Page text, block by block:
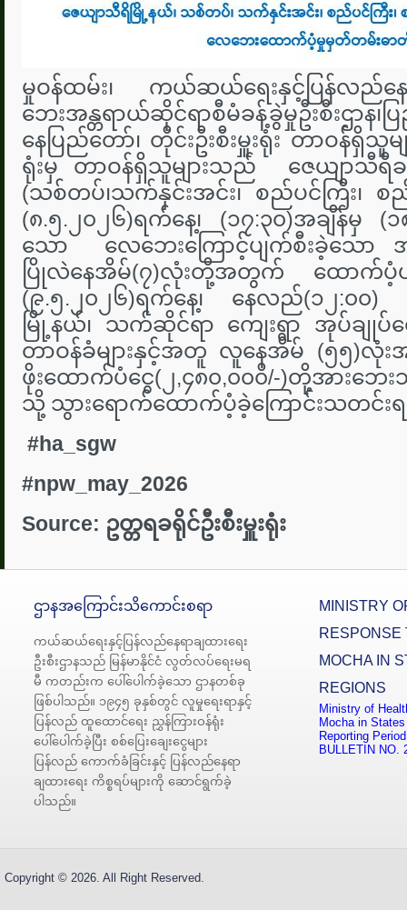
မှုဝန်ထမ်း၊ ကယ်ဆယ်ရေးနှင့်ပြန်လည်နေရာ
ဘေးအန္တရာယ်ဆိုင်ရာစီမံခန့်ခွဲမှုဦးစီးဌာန၊ပ
နေပြည်တော်၊ တိုင်းဦးစီးမှူးရုံး တာဝန်ရှိသူမ
ရုံးမှ တာဝန်ရှိသူများသည် ဇေယျာသီရိခ
(သစ်တပ်၊သက်နှင်းအင်း၊ စည်ပင်ကြီး၊ စ
(၈.၅.၂၀၂၆)ရက်နေ့၊ (၁၇:၃၀)အချိန်မှ (၁
သော လေဘေးကြောင့်ပျက်စီးခဲ့သော
ပြိုလဲနေအိမ်(၇)လုံးတို့အတွက် ထောက်ပံ့ပစ္စ
(၉.၅.၂၀၂၆)ရက်နေ့၊ နေလည်(၁၂:၀၀
မြို့နယ်၊ သက်ဆိုင်ရာ ကျေးရွာ အုပ်ချုပ်‌ရေ
တာဝန်ခံများနှင့်အတူ လူနေအိမ် (၅၅)လုံ
ဖိုးထောက်ပံငွေ(၂,၄၈၀,၀၀၀ိ/-)တို့အားဘ
သို့ သွားရောက်ထောက်ပံ့ခဲ့ကြောင်းသတင်း
#ha_sgw
#npw_may_2026
Source: ဥတ္တရခရိုင်ဦးစီးမှူးရုံး
ဌာနအကြောင်းသိကောင်းစရာ
ကယ်ဆယ်ရေးနှင့်ပြန်လည်နေရာချထားရေး
ဦးစီးဌာနသည် မြန်မာနိုင်ငံ လွတ်လပ်ရေးမရ
မီ ကတည်းက ပေါ်ပေါက်ခဲ့သော ဌာနတစ်ခု
ဖြစ်ပါသည်။ ၁၉၄၅ ခုနှစ်တွင် လူမှုရေးရာနှင့်
ပြန်လည် ထူထောင်ရေး ညွှန်ကြားဝန်ရုံး
ပေါ်ပေါက်ခဲ့ပြီး စစ်ပြေးချေးငွေများ
ပြန်လည် ကောက်ခံခြင်းနှင့် ပြန်လည်နေရာ
ချထားရေး ကိစ္စရပ်များကို ဆောင်ရွက်ခဲ့
ပါသည်။
MINISTRY
RESPONSE
MOCHA IN
REGIONS
Ministry of
Mocha in
Reporting
BULLETIN NO.
Copyright © 2026. All Right Reserved.